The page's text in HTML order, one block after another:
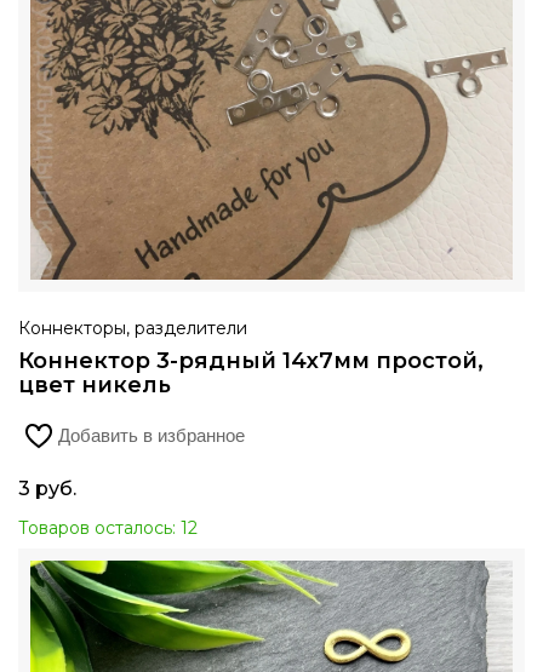
Коннекторы, разделители
Коннектор 3-рядный 14х7мм простой,
цвет никель
Добавить в избранное
3 руб.
Товаров осталось: 12